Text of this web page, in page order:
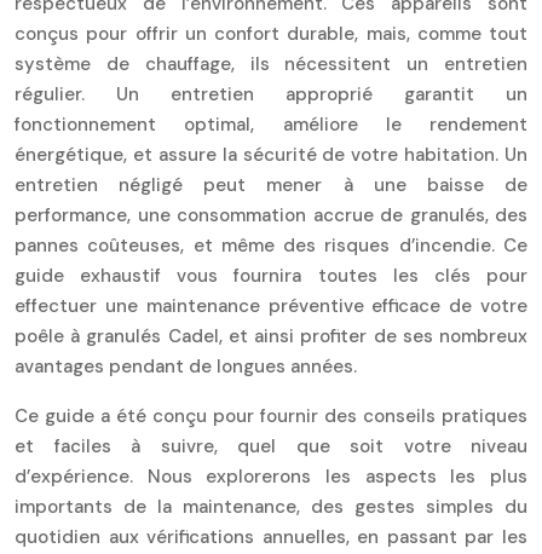
conçus pour offrir un confort durable, mais, comme tout
système de chauffage, ils nécessitent un entretien
régulier. Un entretien approprié garantit un
fonctionnement optimal, améliore le rendement
énergétique, et assure la sécurité de votre habitation. Un
entretien négligé peut mener à une baisse de
performance, une consommation accrue de granulés, des
pannes coûteuses, et même des risques d’incendie. Ce
guide exhaustif vous fournira toutes les clés pour
effectuer une maintenance préventive efficace de votre
poêle à granulés Cadel, et ainsi profiter de ses nombreux
avantages pendant de longues années.
Ce guide a été conçu pour fournir des conseils pratiques
et faciles à suivre, quel que soit votre niveau
d’expérience. Nous explorerons les aspects les plus
importants de la maintenance, des gestes simples du
quotidien aux vérifications annuelles, en passant par les